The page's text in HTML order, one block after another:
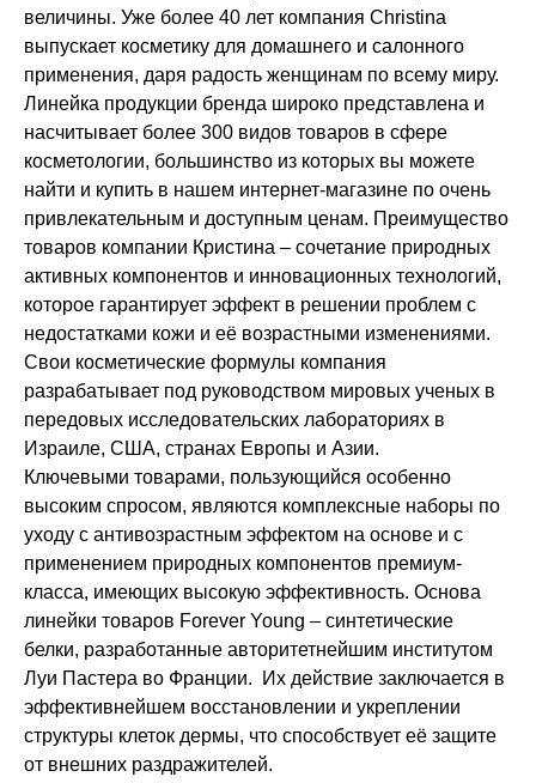
величины. Уже более 40 лет компания Christina
выпускает косметику для домашнего и салонного
применения, даря радость женщинам по всему миру.
Линейка продукции бренда широко представлена и
насчитывает более 300 видов товаров в сфере
косметологии, большинство из которых вы можете
найти и купить в нашем интернет-магазине по очень
привлекательным и доступным ценам. Преимущество
товаров компании Кристина – сочетание природных
активных компонентов и инновационных технологий,
которое гарантирует эффект в решении проблем с
недостатками кожи и её возрастными изменениями.
Свои косметические формулы компания
разрабатывает под руководством мировых ученых в
передовых исследовательских лабораториях в
Израиле, США, странах Европы и Азии.
Ключевыми товарами, пользующийся особенно
высоким спросом, являются комплексные наборы по
уходу с антивозрастным эффектом на основе и с
применением природных компонентов премиум-
класса, имеющих высокую эффективность. Основа
линейки товаров Forever Young – синтетические
белки, разработанные авторитетнейшим институтом
Луи Пастера во Франции. Их действие заключается в
эффективнейшем восстановлении и укреплении
структуры клеток дермы, что способствует её защите
от внешних раздражителей.
Не показывать предложение о консультации